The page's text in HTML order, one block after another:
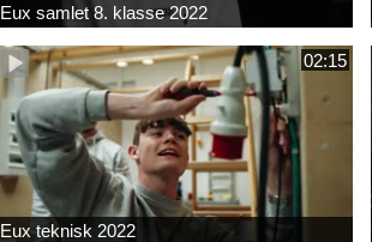
Eux samlet 8. klasse 2022
02:15
Eux teknisk 2022